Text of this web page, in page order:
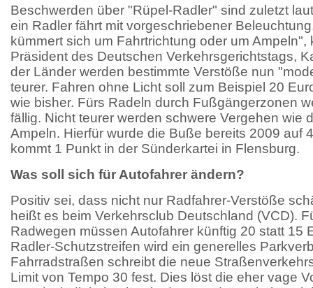
Beschwerden über "Rüpel-Radler" sind zuletzt
ein Radler fährt mit vorgeschriebener
kümmert sich um Fahrtrichtung oder um
Präsident des Deutschen Verkehrsgerichtstags,
der Länder werden bestimmte Verstöße nun
teurer. Fahren ohne Licht soll zum Beispiel 20
wie bisher. Fürs Radeln durch Fußgängerzonen
fällig. Nicht teurer werden schwere Vergehen wie
Ampeln. Hierfür wurde die Buße bereits 2009 auf
kommt 1 Punkt in der Sünderkartei in Flensburg.
Was soll sich für Autofahrer ändern?
Positiv sei, dass nicht nur Radfahrer-Verstöße
heißt es beim Verkehrsclub Deutschland (VCD).
Radwegen müssen Autofahrer künftig 20 statt 15
Radler-Schutzstreifen wird ein generelles
Fahrradstraßen schreibt die neue
Limit von Tempo 30 fest. Dies löst die eher vage